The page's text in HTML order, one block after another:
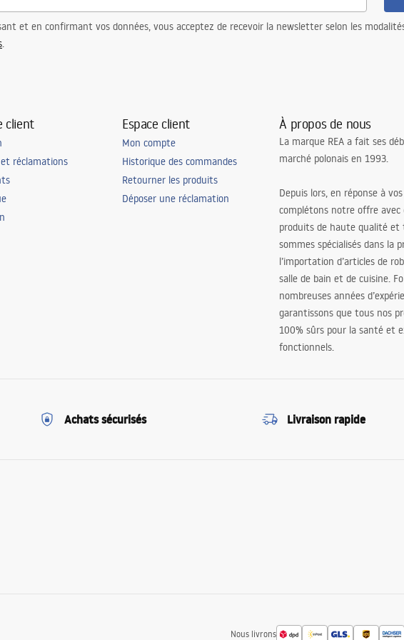
et en confirmant vos données, vous acceptez de recevoir la newsletter selon les
.
client
réclamations
Espace client
Mon compte
Historique des commandes
Retourner les produits
Déposer une réclamation
À propos de nous
La marque REA a fait ses
marché polonais en 1993.
Depuis lors, en réponse à
complétons notre offre avec
produits de haute qualité et
sommes spécialisés dans la
l’importation d’articles de
salle de bain et de cuisine.
nombreuses années
garantissons que tous nos
100% sûrs pour la santé et
fonctionnels.
Achats sécurisés Livraison rapide
Nous livrons